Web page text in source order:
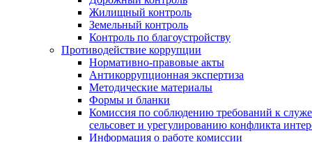
Жилищный контроль
Земельный контроль
Контроль по благоустройству
Противодействие коррупции
Нормативно-правовые акты
Антикоррупционная экспертиза
Методические материалы
Формы и бланки
Комиссия по соблюдению требований к
сельсовет и урегулированию конфликта
Информация о работе комиссии